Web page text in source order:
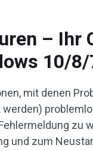
– Ihr
10/8/
mit denen
zu
und zum